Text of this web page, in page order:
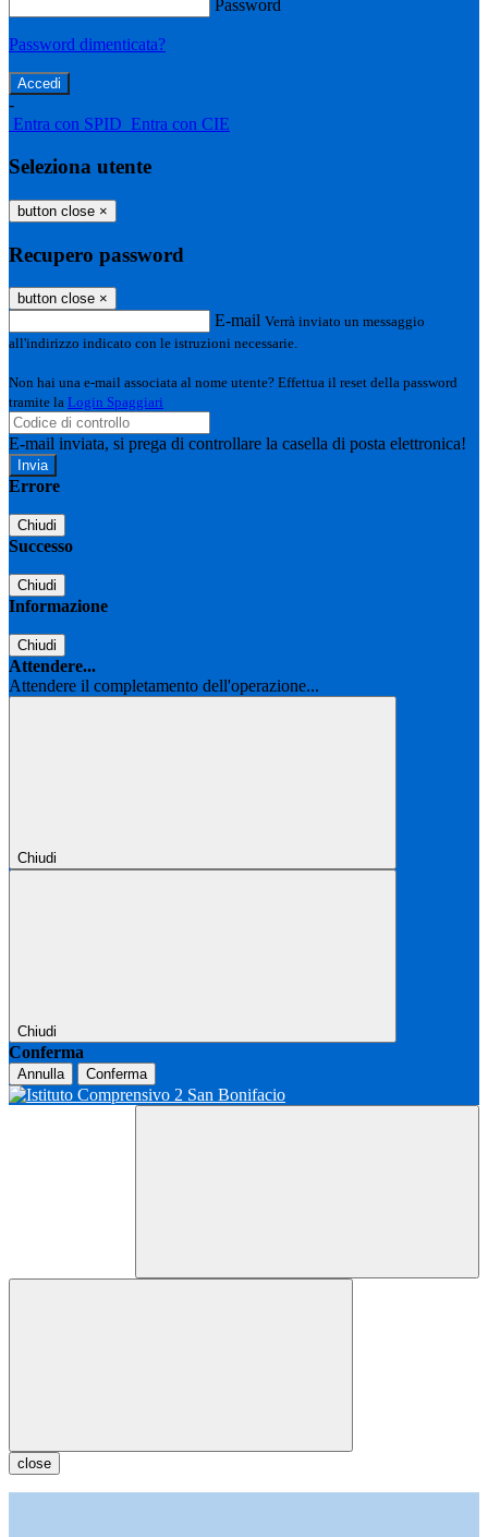
Password
Password dimenticata?
-
Entra con SPID Entra con CIE
Seleziona utente
button close ×
Recupero password
button close ×
E-mail Verrà inviato un messaggio
all'indirizzo indicato con le istruzioni necessarie.
Non hai una e-mail associata al nome utente? Effettua il reset della password
tramite la Login Spaggiari
E-mail inviata, si prega di controllare la casella di posta elettronica!
Errore
Chiudi
Successo
Chiudi
Informazione
Chiudi
Attendere...
Attendere il completamento dell'operazione...
Chiudi
Chiudi
Conferma
Annulla Conferma
close